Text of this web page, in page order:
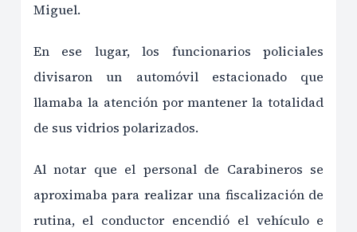
Miguel.
En ese lugar, los funcionarios policiales
divisaron un automóvil estacionado que
llamaba la atención por mantener la totalidad
de sus vidrios polarizados.
Al notar que el personal de Carabineros se
aproximaba para realizar una fiscalización de
rutina, el conductor encendió el vehículo e